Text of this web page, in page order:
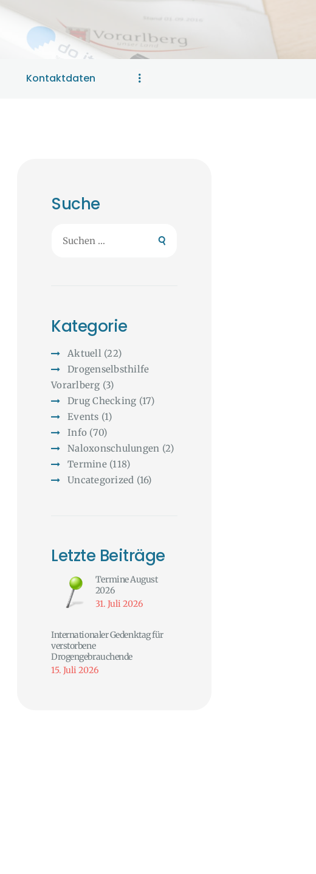
Kontaktdaten
Suche
nach:
Kategorie
Aktuell(22)
Drogenselbsthilfe
Vorarlberg (3)
Drug Checking (17)
Events (1)
Info (70)
Naloxonschulungen (2)
Termine(118)
Uncategorized (16)
Letzte Beiträge
Termine August
2026
31. Juli 2026
Internationaler Gedenktag für
verstorbene
Drogengebrauchende
15. Juli 2026